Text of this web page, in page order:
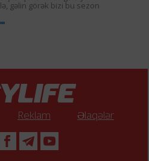
gəlin görək bizi bu sezon
Reklam Əlaqələr